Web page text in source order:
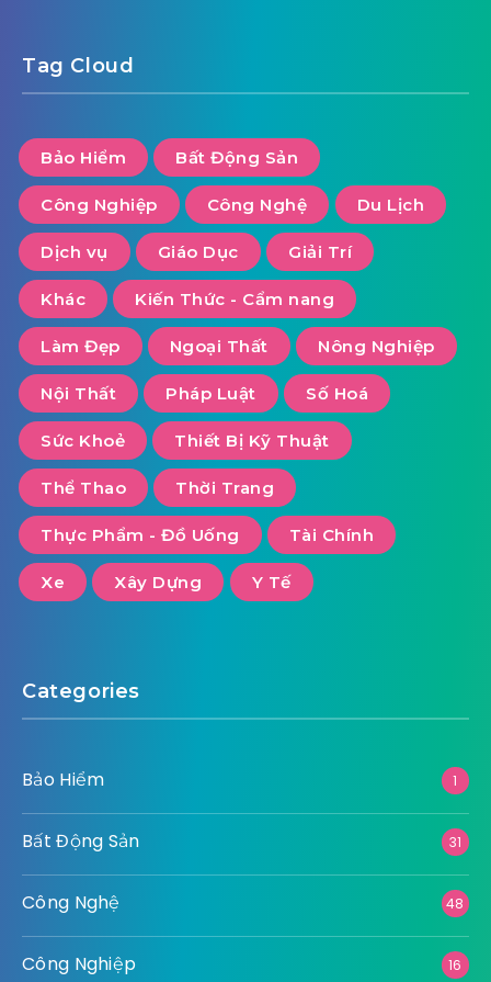
Tag Cloud
Bảo Hiểm Bất Động Sản
Công Nghiệp Công Nghệ Du Lịch
Dịch vụ Giáo Dục Giải Trí
Khác Kiến Thức - Cẩm nang
Làm Đẹp Ngoại Thất Nông Nghiệp
Nội Thất Pháp Luật Số Hoá
Sức Khoẻ Thiết Bị Kỹ Thuật
Thể Thao Thời Trang
Thực Phẩm - Đồ Uống Tài Chính
Xe Xây Dựng Y Tế
Categories
Bảo Hiểm 1
Bất Động Sản 31
Công Nghệ 48
Công Nghiệp 16